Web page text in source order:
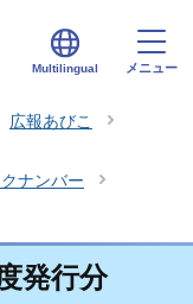
Multilingual メニュー
広報あびこ
ナンバー
発行分